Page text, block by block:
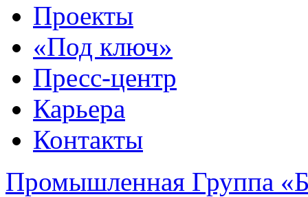
Проекты
«Под ключ»
Пресс-центр
Карьера
Контакты
Промышленная Группа